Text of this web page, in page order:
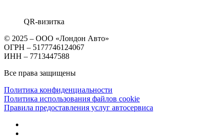
QR-визитка
© 2025 – ООО «Лондон Авто»
ОГРН – 5177746124067
ИНН – 7713447588
Все права защищены
Политика конфиденциальности
Политика использования файлов cookie
Правила предоставления услуг автосервиса